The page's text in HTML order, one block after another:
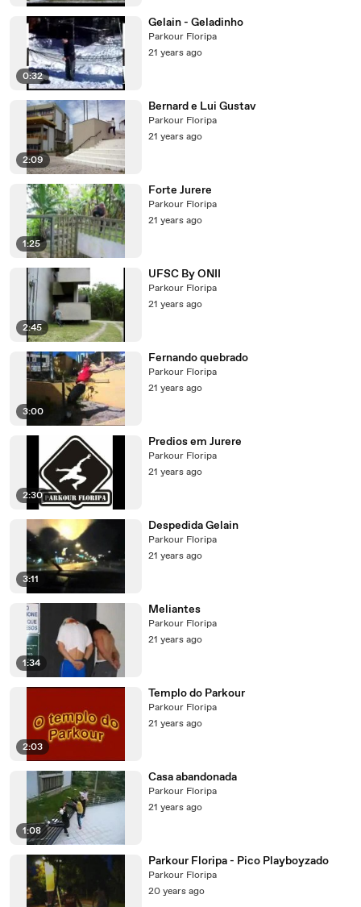
0:32
Gelain - Geladinho
Parkour Floripa
21 years ago
2:09
Bernard e Lui Gustav
Parkour Floripa
21 years ago
1:25
Forte Jurere
Parkour Floripa
21 years ago
2:45
UFSC By ONII
Parkour Floripa
21 years ago
3:00
Fernando quebrado
Parkour Floripa
21 years ago
2:30
Predios em Jurere
Parkour Floripa
21 years ago
3:11
Despedida Gelain
Parkour Floripa
21 years ago
1:34
Meliantes
Parkour Floripa
21 years ago
2:03
Templo do Parkour
Parkour Floripa
21 years ago
1:08
Casa abandonada
Parkour Floripa
21 years ago
Parkour Floripa - Pico Playboyzado
Parkour Floripa
20 years ago